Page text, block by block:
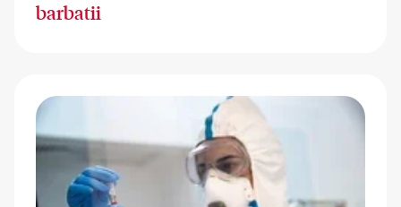
barbatii